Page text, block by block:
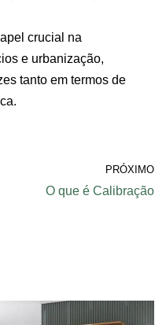
crucial na
e urbanização,
tanto em termos de
PRÓXIMO
O que é Calibração